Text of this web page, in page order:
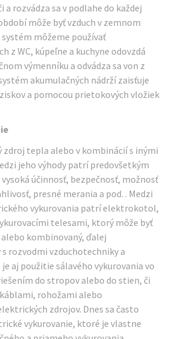
rozvádza sa v podlahe do každej
môže byť vzduch v zemnom
môžeme používať
z WC, kúpeľne a kuchyne odovzdá
výmenníku a odvádza sa von z
akumulačných nádrží zaisťuje
a pomocou prietokových vložiek
zdroj tepla alebo v kombinácií s inými
jeho výhody patrí predovšetkým
účinnosť, bezpečnosť, možnosť
presné merania a pod. . Medzi
vykurovania patrí elektrokotol,
telesami, ktorý môže byť
kombinovaný, ďalej
rozvodmi vzduchotechniky a
aj použitie sálavého vykurovania vo
do stropov alebo do stien, či
rohožami alebo
zdrojov. Dnes sa často
vykurovanie, ktoré je vlastne